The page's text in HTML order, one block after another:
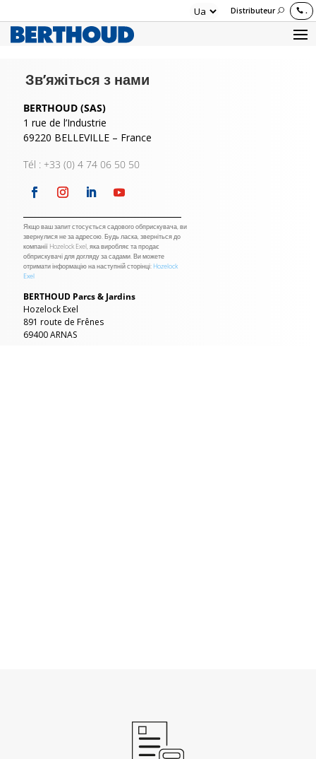
Distributeur .
Зв’яжіться з нами
BERTHOUD (SAS)
1 rue de l’Industrie
69220 BELLEVILLE – France
Tél : +33 (0) 4 74 06 50 50
Якщо ваш запит стосується садового обприскувача, ви
звернулися не за адресою. Будь ласка, зверніться до
компанії Hozelock Exel, яка виробляє та продає
обприскувачі для догляду за садами. Ви можете
отримати інформацію на наступній сторінці: Hozelock
Exel
BERTHOUD Parcs & Jardins
Hozelock Exel
891 route de Frênes
69400 ARNAS